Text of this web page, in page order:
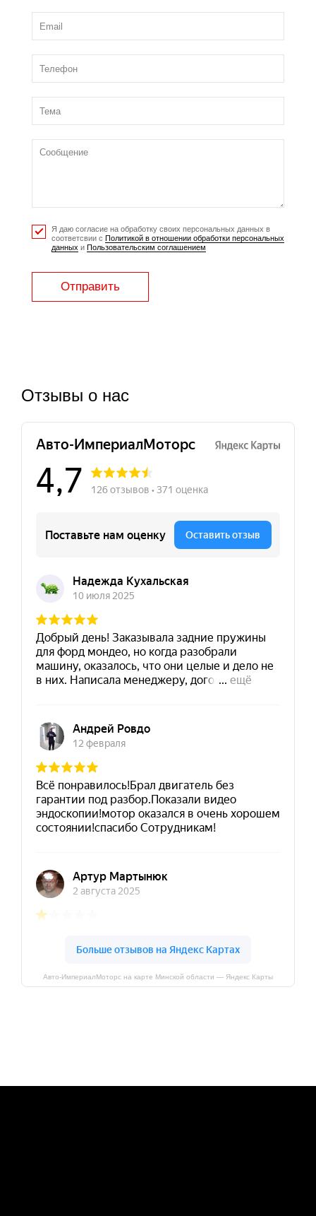
Я даю согласие на обработку своих персональных данных в
соответсвии с Политикой в отношении обработки персональных
данных и Пользовательским соглашением
Отправить
Отзывы о нас
Авто-ИмпериалМоторс на карте Минской области — Яндекс Карты